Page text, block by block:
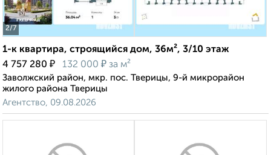
2/7
1-к квартира, строящийся дом, 36м², 3/10 этаж
4 757 280 ₽ 132 000 ₽ за м²
Заволжский район, мкр. пос. Тверицы, 9-й микрорайон
жилого района Тверицы
Агентство, 09.08.2026